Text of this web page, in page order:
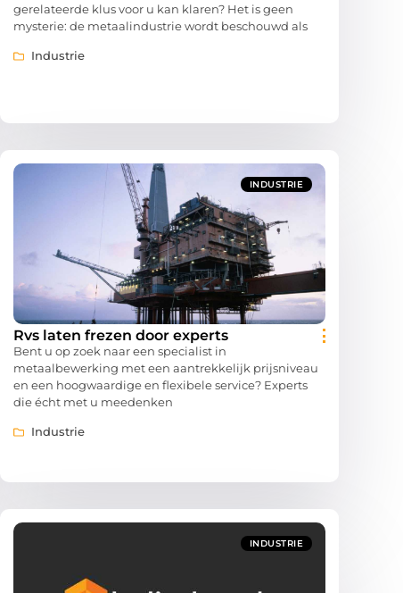
gerelateerde klus voor u kan klaren? Het is geen
mysterie: de metaalindustrie wordt beschouwd als
Industrie
INDUSTRIE
Rvs laten frezen door experts
Bent u op zoek naar een specialist in
metaalbewerking met een aantrekkelijk prijsniveau
en een hoogwaardige en flexibele service? Experts
die écht met u meedenken
Industrie
INDUSTRIE